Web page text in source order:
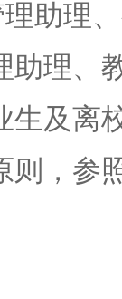
助理
助理、
生及离
则，参